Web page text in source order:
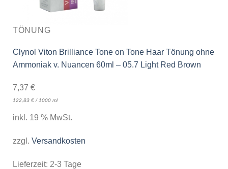
TÖNUNG
Clynol Viton Brilliance Tone on Tone Haar Tönung ohne
Ammoniak v. Nuancen 60ml – 05.7 Light Red Brown
7,37 €
122,83 €/1000 ml
inkl. 19 % MwSt.
zzgl. Versandkosten
Lieferzeit: 2-3 Tage